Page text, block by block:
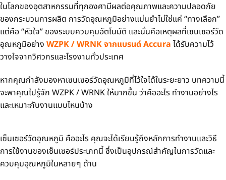
ในโลกของอุตสาหกรรมที่ทุกองศามีผลต่อคุณภาพและความปลอดภัย
ของกระบวนการผลิต การวัดอุณหภูมิอย่างแม่นยำไม่ใช่แค่ “ทางเลือก”
แต่คือ “หัวใจ” ของระบบควบคุมอัตโนมัติ และนั่นคือเหตุผลที่เซนเซอร์วัด
อุณหภูมิอย่าง WZPK / WRNK จากแบรนด์ Accura ได้รับความไว้
วางใจจากวิศวกรและโรงงานทั่วประเทศ
หากคุณกำลังมองหาเซนเซอร์วัดอุณหภูมิที่ไว้ใจได้ในระยะยาว บทความนี้
จะพาคุณไปรู้จัก WZPK / WRNK ให้มากขึ้น ว่าคืออะไร ทำงานอย่างไร
และเหมาะกับงานแบบไหนบ้าง
เซ็นเซอร์วัดอุณหภูมิ คืออะไร คุณจะได้เรียนรู้ถึงหลักการทำงานและวิธี
การใช้งานของเซ็นเซอร์ประเภทนี้ ซึ่งเป็นอุปกรณ์สำคัญในการวัดและ
ควบคุมอุณหภูมิในหลายๆ ด้าน